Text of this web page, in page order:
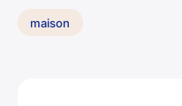
maison